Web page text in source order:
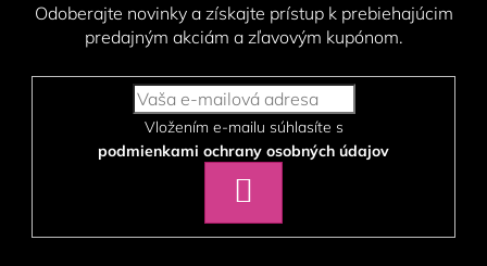
Odoberajte novinky a získajte prístup k prebiehajúcim
predajným akciám a zľavovým kupónom.
podmienkami ochrany osobných údajov
SA